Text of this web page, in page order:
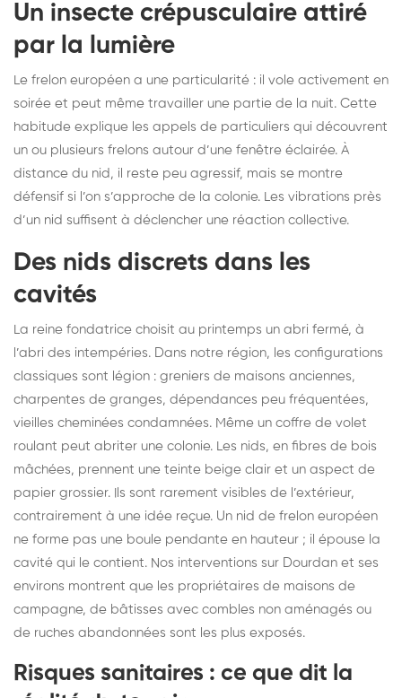
Un insecte crépusculaire attiré
par la lumière
Le frelon européen a une particularité : il vole activement en
soirée et peut même travailler une partie de la nuit. Cette
habitude explique les appels de particuliers qui découvrent
un ou plusieurs frelons autour d’une fenêtre éclairée. À
distance du nid, il reste peu agressif, mais se montre
défensif si l’on s’approche de la colonie. Les vibrations près
d’un nid suffisent à déclencher une réaction collective.
Des nids discrets dans les
cavités
La reine fondatrice choisit au printemps un abri fermé, à
l’abri des intempéries. Dans notre région, les configurations
classiques sont légion : greniers de maisons anciennes,
charpentes de granges, dépendances peu fréquentées,
vieilles cheminées condamnées. Même un coffre de volet
roulant peut abriter une colonie. Les nids, en fibres de bois
mâchées, prennent une teinte beige clair et un aspect de
papier grossier. Ils sont rarement visibles de l’extérieur,
contrairement à une idée reçue. Un nid de frelon européen
ne forme pas une boule pendante en hauteur ; il épouse la
cavité qui le contient. Nos interventions sur Dourdan et ses
environs montrent que les propriétaires de maisons de
campagne, de bâtisses avec combles non aménagés ou
de ruches abandonnées sont les plus exposés.
Risques sanitaires : ce que dit la